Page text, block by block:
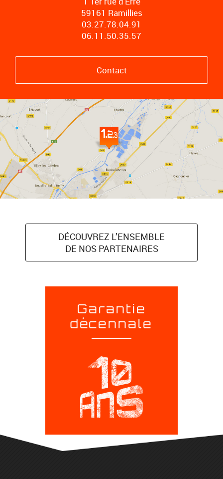
59161 Ramillies
03.27.78.04.91
06.11.50.35.57
Contact
DÉCOUVREZ L’ENSEMBLE
DE NOS PARTENAIRES
Garantie
décennale